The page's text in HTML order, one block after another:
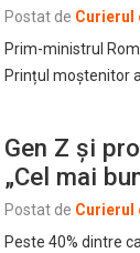
Postat de Curierul
Prim-ministrul
Prințul moștenitor
Gen Z și
„Cel mai
Postat de Curierul
Peste 40% dintre